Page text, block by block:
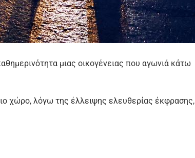
μιας οικογένειας που αγωνιά κάτω
χώρο, λόγω της έλλειψης ελευθερίας έκφρασης,